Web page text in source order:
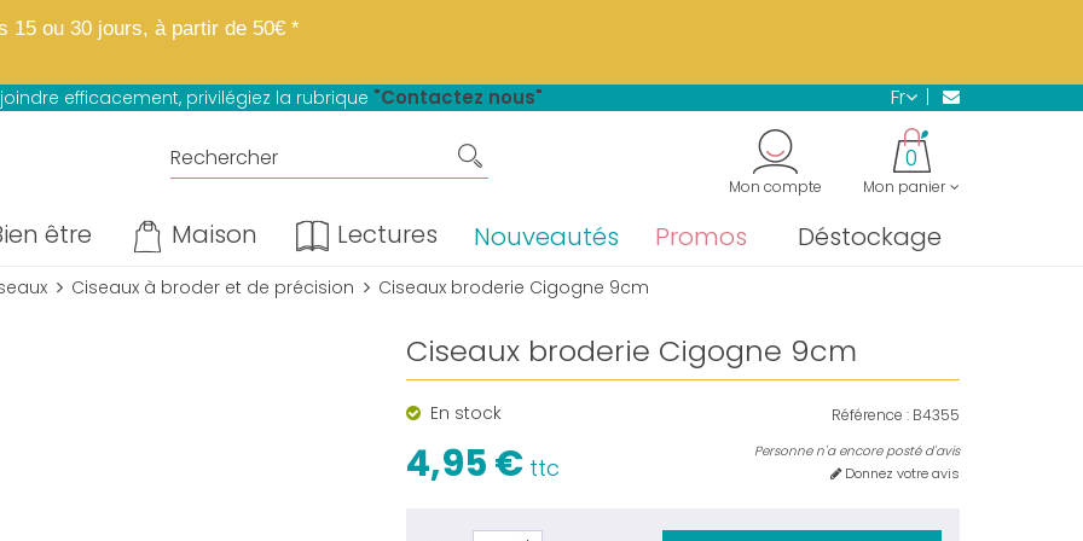
fait peau neuve. Mêmes matières, mêmes prix, mêmes avantages.
15 ou 30 jours, à partir de 50€ *
paiement en 4 fois sans frais*
efficacement, privilégiez la rubrique "Contactez nous" fr
Mon panier
0
Mon compte
être Maison Lectures Nouveautés Promos Déstockage
Ciseaux à broder et de précision Ciseaux broderie Cigogne 9cm
Ciseaux broderie Cigogne 9cm
Référence : B4355
En stock
Personne n'a encore posté d'avis
Donnez votre avis
4,95 € ttc